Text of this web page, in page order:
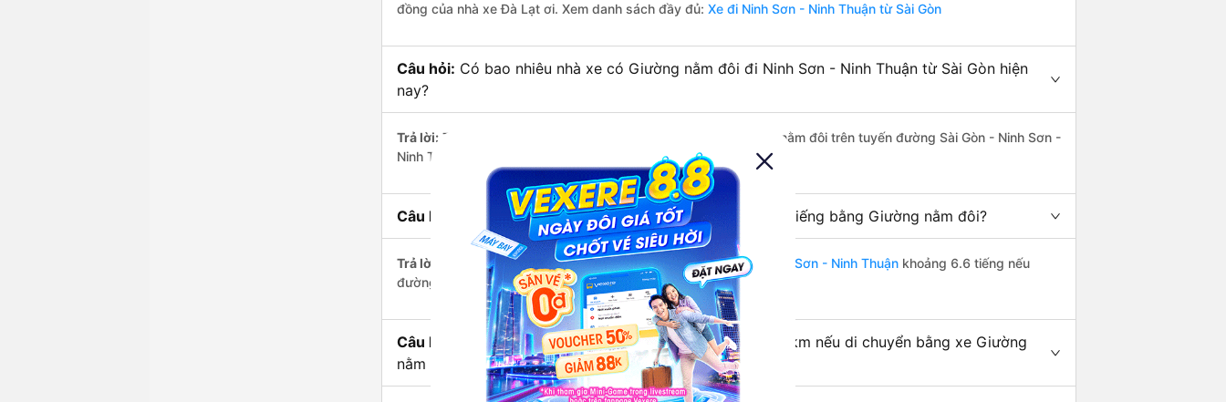
đồng của nhà xe Đà Lạt ơi. Xem danh sách đầy đủ: Xe đi Ninh Sơn - Ninh Thuận từ Sài Gòn
Câu hỏi: Có bao nhiêu nhà xe có Giường nằm đôi đi Ninh Sơn - Ninh Thuận từ Sài Gòn hiện
nay?
Trả lời: Tính tới thời điểm hiện nay thì có 3 nhà xe có xe Giường nằm đôi trên tuyến đường Sài Gòn - Ninh Sơn -
Ninh Thuận hiện nay
Câu hỏi: Từ Sài Gòn đi Ninh Sơn - Ninh Thuận bao nhiêu tiếng bằng Giường nằm đôi?
Trả lời: Thời gian di chuyển bằngxe Giường nằm đôi Sài Gòn Ninh Sơn - Ninh Thuận khoảng 6.6 tiếng nếu
đường đi khá thuận lợi
Câu hỏi:
Từ Sài Gòn đi Ninh Sơn - Ninh Thuận bao nhiêu km nếu di chuyển bằng xe Giường
nằm đôi?